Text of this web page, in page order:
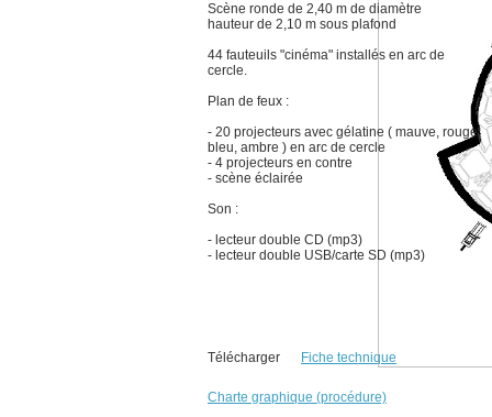
Scène ronde de 2,40 m de diamètre
hauteur de 2,10 m sous plafond
44 fauteuils "cinéma" installés en arc de
cercle.
Plan de feux :
- 20 projecteurs avec gélatine ( mauve, rouge,
bleu, ambre ) en arc de cercle
- 4 projecteurs en contre
- scène éclairée
Son :
- lecteur double CD (mp3)
- lecteur double USB/carte SD (mp3)
Télécharger Fiche technique
Charte graphique (procédure)